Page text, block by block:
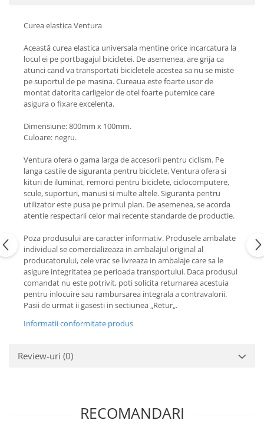
Curea elastica Ventura
Această curea elastica universala mentine orice incarcatura la
locul ei pe portbagajul bicicletei. De asemenea, are grija ca
atunci cand va transportati bicicletele acestea sa nu se miste
pe suportul de pe masina. Cureaua este foarte usor de
montat datorita carligelor de otel foarte puternice care
asigura o fixare excelenta.
Dimensiune: 800mm x 100mm.
Culoare: negru.
Ventura ofera o gama larga de accesorii pentru ciclism. Pe
langa castile de siguranta pentru biciclete, Ventura ofera si
kituri de iluminat, remorci pentru biciclete, ciclocomputere,
scule, suporturi, manusi si multe altele. Siguranta pentru
utilizator este pusa pe primul plan. De asemenea, se acorda
atentie respectarii celor mai recente standarde de productie.
Poza produsului are caracter informativ. Produsele ambalate
individual se comercializeaza in ambalajul original al
producatorului, cele vrac se livreaza in ambalaje care sa le
asigure integritatea pe perioada transportului. Daca produsul
comandat nu este potrivit, poti solicita returnarea acestuia
pentru inlocuire sau rambursarea integrala a contravalorii.
Pasii de urmat ii gasesti in sectiunea „Retur„.
Informatii conformitate produs
Review-uri (0)
RECOMANDARI